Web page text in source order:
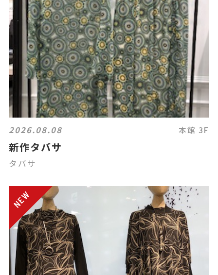
2026.08.08 本館 3F
新作タバサ
タバサ